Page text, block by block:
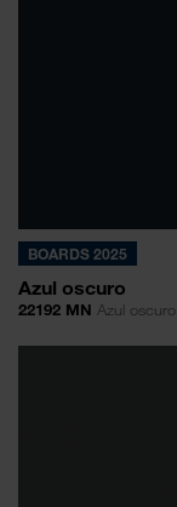
BOARDS 2025
Azul oscuro
22192 MN Azul oscuro